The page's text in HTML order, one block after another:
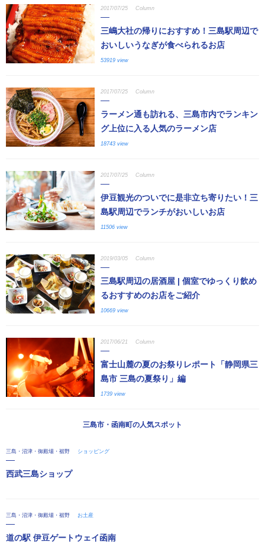
2017/07/25 Column
三嶋大社の帰りにおすすめ！三島駅周辺で
おいしいうなぎが食べられるお店
53919 view
2017/07/25 Column
ラーメン通も訪れる、三島市内でランキン
グ上位に入る人気のラーメン店
18743 view
2017/07/25 Column
伊豆観光のついでに是非立ち寄りたい！三
島駅周辺でランチがおいしいお店
11506 view
2019/03/05 Column
三島駅周辺の居酒屋 | 個室でゆっくり飲め
るおすすめのお店をご紹介
10669 view
2017/06/21 Column
富士山麓の夏のお祭りレポート「静岡県三
島市 三島の夏祭り」編
1739 view
三島市・函南町の人気スポット
三島・沼津・御殿場・裾野 ショッピング
西武三島ショップ
三島・沼津・御殿場・裾野 お土産
道の駅 伊豆ゲートウェイ函南